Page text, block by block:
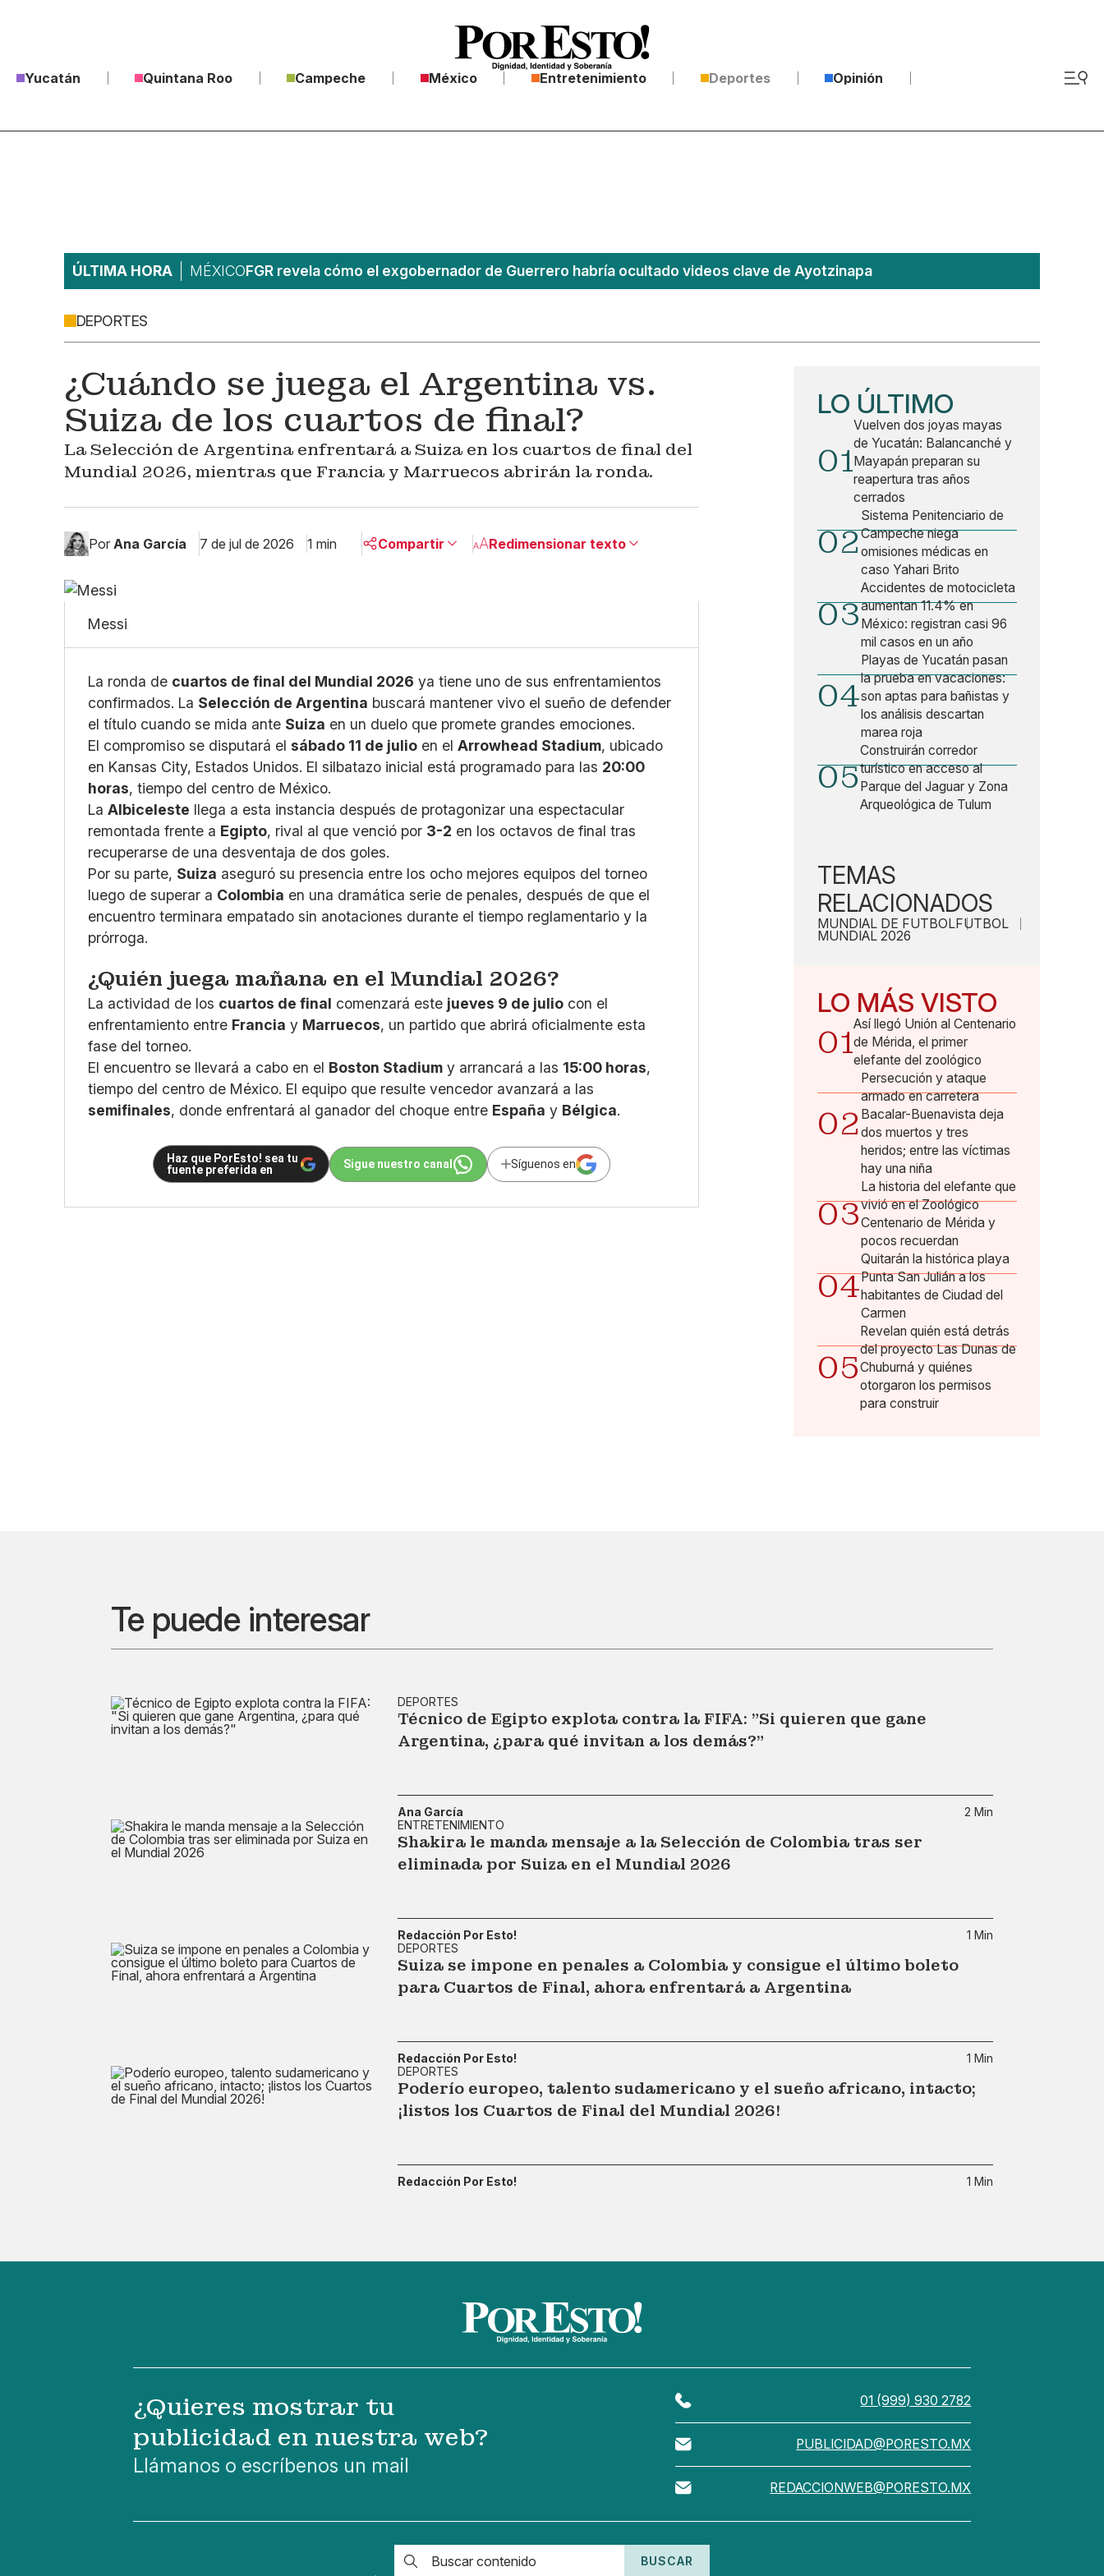
Yucatán Quintana Roo Campeche México Entretenimiento Deportes Opinión
ÚLTIMA HORA MÉXICOFGR revela cómo el exgobernador de Guerrero habría ocultado videos clave de Ayotzinapa
DEPORTES
¿Cuándo se juega el Argentina vs.
Suiza de los cuartos de final?
La Selección de Argentina enfrentará a Suiza en los cuartos de final del
Mundial 2026, mientras que Francia y Marruecos abrirán la ronda.
Por Ana García 7 de jul de 2026 1 min Compartir
Whatsapp
Redimensionar texto
Messi
La ronda de cuartos de final del Mundial 2026 ya tiene uno de sus enfrentamientos
confirmados. La Selección de Argentina buscará mantener vivo el sueño de defender
el título cuando se mida ante Suiza en un duelo que promete grandes emociones.
El compromiso se disputará el sábado 11 de julio en elArrowhead Stadium, ubicado
en Kansas City, Estados Unidos. El silbatazo inicial está programado para las 20:00
horas, tiempo del centro de México.
LaAlbiceleste llega a esta instancia después de protagonizar una espectacular
remontada frente a Egipto, rival al que venció por 3-2 en los octavos de final tras
recuperarse de una desventaja de dos goles.
Por su parte, Suiza aseguró su presencia entre los ocho mejores equipos del torneo
luego de superar a Colombia en una dramática serie de penales, después de que el
encuentro terminara empatado sin anotaciones durante el tiempo reglamentario y la
prórroga.
¿Quién juega mañana en el Mundial 2026?
La actividad de los cuartos de final comenzará este jueves 9 de julio con el
enfrentamiento entre Francia y Marruecos, un partido que abrirá oficialmente esta
fase del torneo.
El encuentro se llevará a cabo en el Boston Stadium y arrancará a las 15:00 horas,
tiempo del centro de México. El equipo que resulte vencedor avanzará a las
semifinales, donde enfrentará al ganador del choque entre España y Bélgica.
Haz que PorEsto! sea tu
fuente preferida en
Sigue nuestro canal Síguenos en
LO ÚLTIMO
01
Vuelven dos joyas mayas
de Yucatán: Balancanché y
Mayapán preparan su
reapertura tras años
cerrados
02
Sistema Penitenciario de
Campeche niega
omisiones médicas en
caso Yahari Brito
03
Accidentes de motocicleta
aumentan 11.4% en
México: registran casi 96
mil casos en un año
04
Playas de Yucatán pasan
la prueba en vacaciones:
son aptas para bañistas y
los análisis descartan
marea roja
05
Construirán corredor
turístico en acceso al
Parque del Jaguar y Zona
Arqueológica de Tulum
TEMAS
RELACIONADOS
MUNDIAL DE FUTBOLFUTBOL
MUNDIAL 2026
LO MÁS VISTO
01Así llegó Unión al Centenario
de Mérida, el primer
elefante del zoológico
02
Persecución y ataque
armado en carretera
Bacalar-Buenavista deja
dos muertos y tres
heridos; entre las víctimas
hay una niña
03
La historia del elefante que
vivió en el Zoológico
Centenario de Mérida y
pocos recuerdan
04
Quitarán la histórica playa
Punta San Julián a los
habitantes de Ciudad del
Carmen
05
Revelan quién está detrás
del proyecto Las Dunas de
Chuburná y quiénes
otorgaron los permisos
para construir
Te puede interesar
DEPORTES
Técnico de Egipto explota contra la FIFA: "Si quieren que gane
Argentina, ¿para qué invitan a los demás?"
Ana García
2 Min
ENTRETENIMIENTO
Shakira le manda mensaje a la Selección de Colombia tras ser
eliminada por Suiza en el Mundial 2026
Redacción Por Esto!
1 Min
DEPORTES
Suiza se impone en penales a Colombia y consigue el último boleto
para Cuartos de Final, ahora enfrentará a Argentina
Redacción Por Esto!
1 Min
DEPORTES
Poderío europeo, talento sudamericano y el sueño africano, intacto;
¡listos los Cuartos de Final del Mundial 2026!
Redacción Por Esto! 1 Min
¿Quieres mostrar tu
publicidad en nuestra web?
Llámanos o escríbenos un mail
01 (999) 930 2782
PUBLICIDAD@PORESTO.MX
REDACCIONWEB@PORESTO.MX
BUSCAR